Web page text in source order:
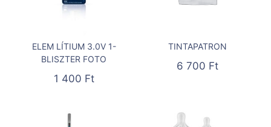
ELEM LÍTIUM 3.0V 1-
BLISZTER FOTO
1 400 Ft
TINTAPATRON
6 700 Ft